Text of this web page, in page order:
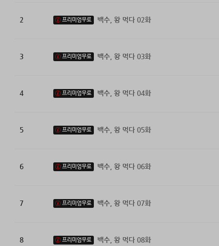
2 프리미엄무료 백수, 왕 먹다 02화
3 프리미엄무료 백수, 왕 먹다 03화
4 프리미엄무료 백수, 왕 먹다 04화
5 프리미엄무료 백수, 왕 먹다 05화
6 프리미엄무료 백수, 왕 먹다 06화
7 프리미엄무료 백수, 왕 먹다 07화
8 프리미엄무료 백수, 왕 먹다 08화